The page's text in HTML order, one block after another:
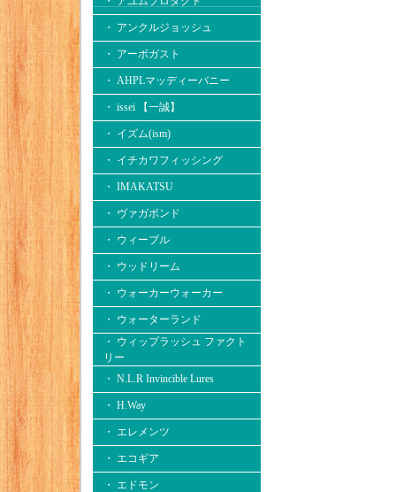
・ アンクルジョッシュ
・ アーボガスト
・ AHPLマッディーバニー
・ issei 【一誠】
・ イズム(ism)
・ イチカワフィッシング
・ IMAKATSU
・ ヴァガボンド
・ ウィーブル
・ ウッドリーム
・ ウォーカーウォーカー
・ ウォーターランド
・ ウィップラッシュ ファクト
リー
・ N.L.R Invincible Lures
・ H.Way
・ エレメンツ
・ エコギア
・ エドモン